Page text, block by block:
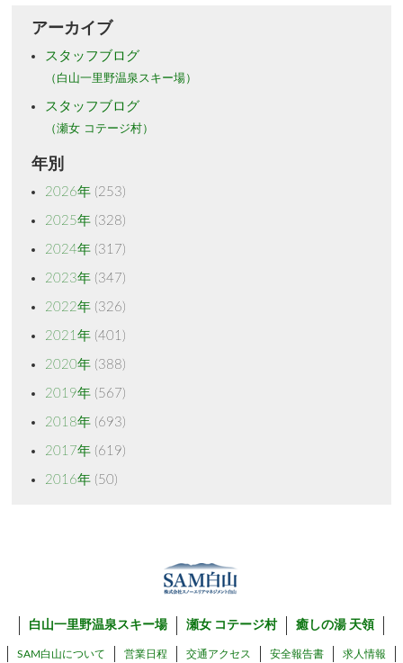
アーカイブ
スタッフブログ
（白山一里野温泉スキー場）
スタッフブログ
（瀬女 コテージ村）
年別
2026年(253)
2025年(328)
2024年(317)
2023年(347)
2022年(326)
2021年(401)
2020年(388)
2019年(567)
2018年(693)
2017年(619)
2016年(50)
白山一里野温泉スキー場 瀬女 コテージ村 癒しの湯 天領
SAM白山について 営業日程 交通アクセス 安全報告書 求人情報